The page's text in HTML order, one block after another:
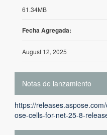
61.34MB
Fecha Agregada:
August 12, 2025
Notas de lanzamiento
https://
ose-cells-for-net-25-8-